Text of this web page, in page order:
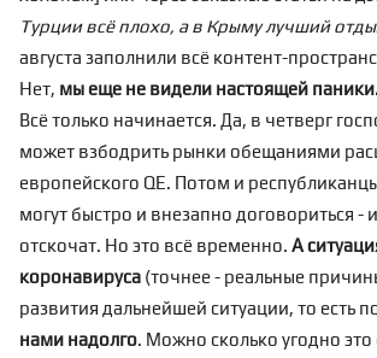
Турции всё плохо, а в Крыму лучший
августа заполнили всё контент-
Нет, мы еще не видели настоящей
Всё только начинается. Да, в четверг
может взбодрить рынки обещаниями
европейского QE. Потом и
могут быстро и внезапно договориться -
отскочат. Но это всё временно. А
коронавируса (точнее - реальные
развития дальнейшей ситуации, то есть
нами надолго. Можно сколько угодно это